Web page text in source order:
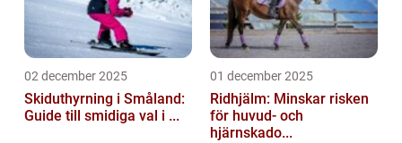
02 december 2025
Skiduthyrning i Småland:
Guide till smidiga val i ...
01 december 2025
Ridhjälm: Minskar risken
för huvud- och
hjärnskado...